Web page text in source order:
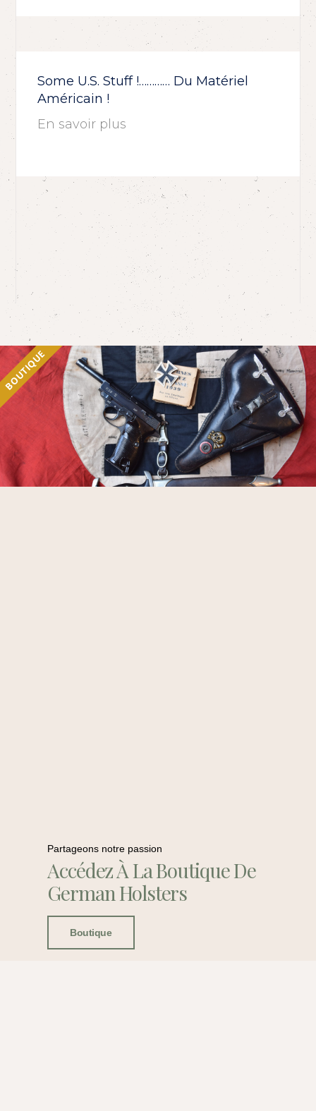
Some U.S. Stuff !………… Du Matériel
Américain !
En savoir plus
Partageons notre passion
Accédez À La Boutique De
German Holsters
Boutique
BOUTIQUE